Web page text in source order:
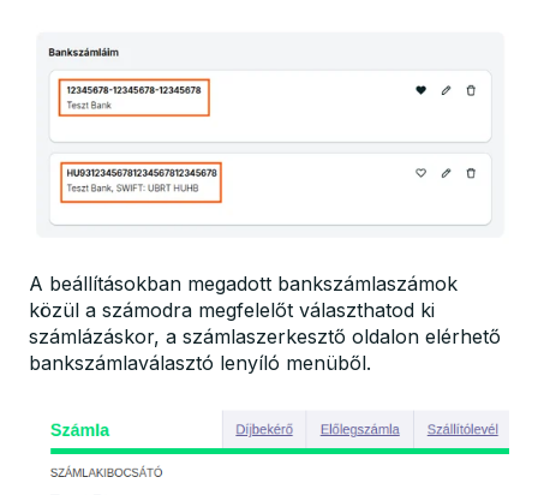
A beállításokban megadott bankszámlaszámok
közül a számodra megfelelőt választhatod ki
számlázáskor, a számlaszerkesztő oldalon elérhető
bankszámlaválasztó lenyíló menüből.